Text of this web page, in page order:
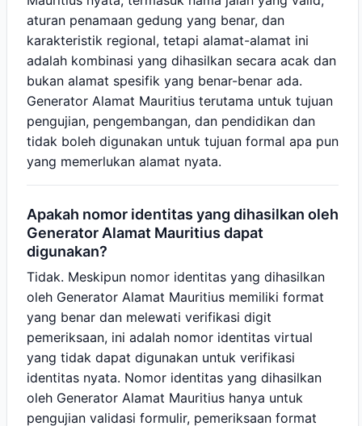
aturan penamaan gedung yang benar, dan
karakteristik regional, tetapi alamat-alamat ini
adalah kombinasi yang dihasilkan secara acak dan
bukan alamat spesifik yang benar-benar ada.
Generator Alamat Mauritius terutama untuk tujuan
pengujian, pengembangan, dan pendidikan dan
tidak boleh digunakan untuk tujuan formal apa pun
yang memerlukan alamat nyata.
Apakah nomor identitas yang dihasilkan oleh
Generator Alamat Mauritius dapat
digunakan?
Tidak. Meskipun nomor identitas yang dihasilkan
oleh Generator Alamat Mauritius memiliki format
yang benar dan melewati verifikasi digit
pemeriksaan, ini adalah nomor identitas virtual
yang tidak dapat digunakan untuk verifikasi
identitas nyata. Nomor identitas yang dihasilkan
oleh Generator Alamat Mauritius hanya untuk
pengujian validasi formulir, pemeriksaan format